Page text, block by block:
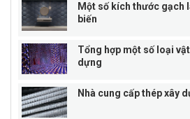
Một số kích thước gạch
biến
Tổng hợp một số loại
dựng
Nhà cung cấp thép xây